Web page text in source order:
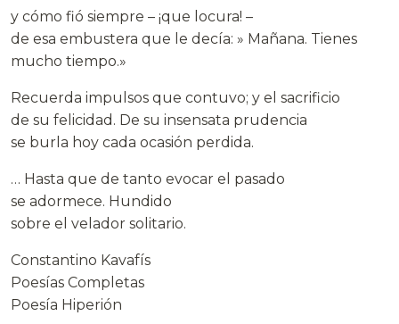
y cómo fió siempre – ¡que locura! –
de esa embustera que le decía: » Mañana. Tienes
mucho tiempo.»
Recuerda impulsos que contuvo; y el sacrificio
de su felicidad. De su insensata prudencia
se burla hoy cada ocasión perdida.
… Hasta que de tanto evocar el pasado
se adormece. Hundido
sobre el velador solitario.
Constantino Kavafís
Poesías Completas
Poesía Hiperión